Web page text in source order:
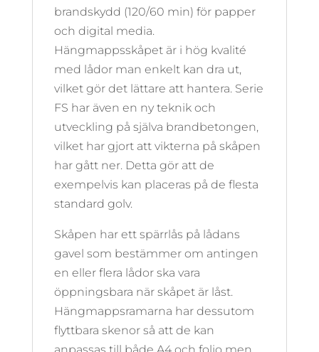
brandskydd (120/60 min) för papper
och digital media.
Hängmappsskåpet är i hög kvalité
med lådor man enkelt kan dra ut,
vilket gör det lättare att hantera. Serie
FS har även en ny teknik och
utveckling på själva brandbetongen,
vilket har gjort att vikterna på skåpen
har gått ner. Detta gör att de
exempelvis kan placeras på de flesta
standard golv.
Skåpen har ett spärrlås på lådans
gavel som bestämmer om antingen
en eller flera lådor ska vara
öppningsbara när skåpet är låst.
Hängmappsramarna har dessutom
flyttbara skenor så att de kan